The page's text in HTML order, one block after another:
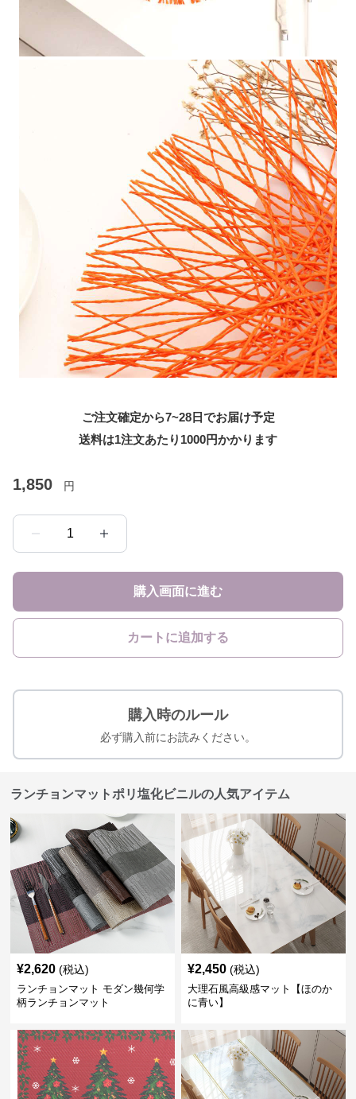
ご注文確定から7~28日でお届け予定
送料は1注文あたり 1000円かかります
1,850 円
1
購入画面に進む
カートに追加する
購入時のルール
必ず購入前にお読みください。
ランチョンマットポリ塩化ビニルの人気アイテム
¥2,620 (税込)
ランチョンマット モダン幾何学
柄ランチョンマット
¥2,450 (税込)
大理石風高級感マット【ほのか
に青い】